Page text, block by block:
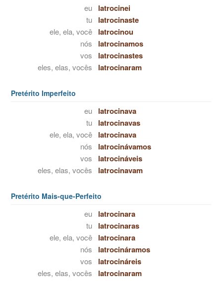
eu latrocinei
tu latrocinaste
ele, ela, você latrocinou
nós latrocinamos
vos latrocinastes
eles, elas, vocês latrocinaram
Pretérito Imperfeito
eu latrocinava
tu latrocinavas
ele, ela, você latrocinava
nós latrocinávamos
vos latrocináveis
eles, elas, vocês latrocinavam
Pretérito Mais-que-Perfeito
eu latrocinara
tu latrocinaras
ele, ela, você latrocinara
nós latrocináramos
vos latrocináreis
eles, elas, vocês latrocinaram